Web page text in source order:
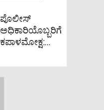
ಪೊಲೀಸ್
ಅಧಿಕಾರಿಯೊಬ್ಬರಿಗೆ
ಕಪಾಳಮೋಕ್ಷ:...